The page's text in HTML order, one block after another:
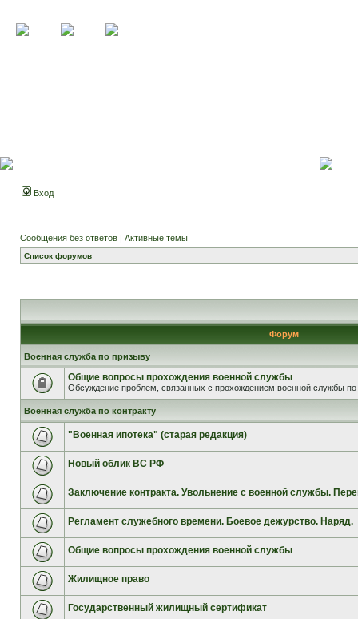
Вход
Сообщения без ответов | Активные темы
Список форумов
Форум
Военная служба по призыву
Общие вопросы прохождения военной службы
Обсуждение проблем, связанных с прохождением военной службы по
Военная служба по контракту
"Военная ипотека" (старая редакция)
Новый облик ВС РФ
Заключение контракта. Увольнение с военной службы.
Регламент служебного времени. Боевое дежурство. Наряд.
Общие вопросы прохождения военной службы
Жилищное право
Государственный жилищный сертификат